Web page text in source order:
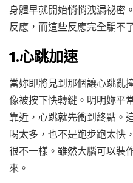
身體早就開始悄悄洩漏祕密
反應，而這些反應完全騙不
1.心跳加速
當妳即將見到那個讓心跳亂
像被按下快轉鍵。明明妳平
靠近，心跳就先衝到終點。
喝太多，也不是跑步跑太快
很不一樣。雖然大腦可以裝
來。